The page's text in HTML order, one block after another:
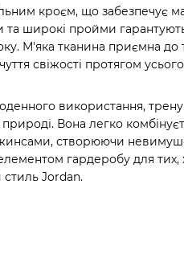
кроєм, що забезпечує
та широкі пройми
М'яка тканина приємна до
свіжості протягом
використання,
Вона легко
створюючи
гардеробу для тих,
Jordan.